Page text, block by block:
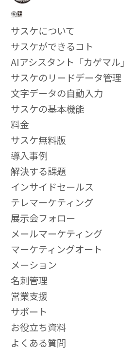
サスケについて
サスケができるコト
AIアシスタント「カゲマル」
サスケのリードデータ管理
文字データの自動入力
サスケの基本機能
料金
サスケ無料版
導入事例
解決する課題
インサイドセールス
テレマーケティング
展示会フォロー
メールマーケティング
マーケティングオート
メーション
名刺管理
営業支援
サポート
お役立ち資料
よくある質問